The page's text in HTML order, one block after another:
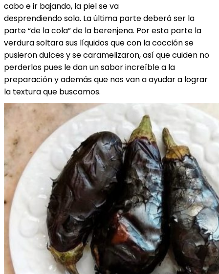
cabo e ir bajando, la piel se va
desprendiendo sola. La última parte deberá ser la
parte “de la cola” de la berenjena. Por esta parte la
verdura soltara sus líquidos que con la cocción se
pusieron dulces y se caramelizaron, así que cuiden no
perderlos pues le dan un sabor increíble a la
preparación y además que nos van a ayudar a lograr
la textura que buscamos.